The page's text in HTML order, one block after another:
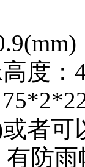
度：
或者
防